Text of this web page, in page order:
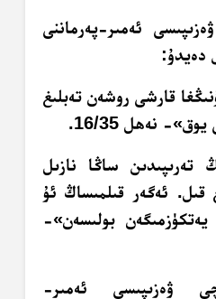
ئەمىر-پەرماننى
دەيدۇ:
قارشى روشەن تەبلىغ
نەھل 16/35.
تەرىپىدىن ساڭا نازىل
قىل. ئەگەر قىلمىساڭ ئۇ
يەتكۈزمىگەن بولىسەن»-
ۋەزىپىسى ئەمىر-